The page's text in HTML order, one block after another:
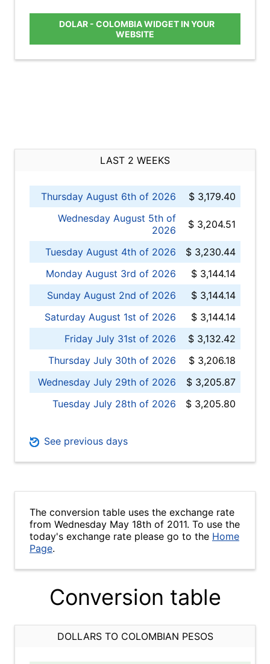
DOLAR - COLOMBIA WIDGET IN YOUR
WEBSITE
LAST 2 WEEKS
Thursday August 6th of 2026
$ 3,179.40
Wednesday August 5th of
2026
$ 3,204.51
Tuesday August 4th of 2026
$ 3,230.44
Monday August 3rd of 2026
$ 3,144.14
Sunday August 2nd of 2026
$ 3,144.14
Saturday August 1st of 2026
$ 3,144.14
Friday July 31st of 2026
$ 3,132.42
Thursday July 30th of 2026
$ 3,206.18
Wednesday July 29th of 2026
$ 3,205.87
Tuesday July 28th of 2026
$ 3,205.80
See previous days
The conversion table uses the exchange rate
from Wednesday May 18th of 2011. To use the
today's exchange rate please go to the Home
Page.
Conversion table
DOLLARS TO COLOMBIAN PESOS